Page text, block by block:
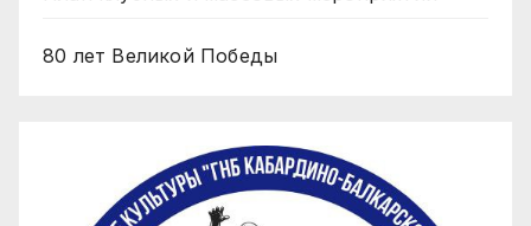
80 лет Великой Победы